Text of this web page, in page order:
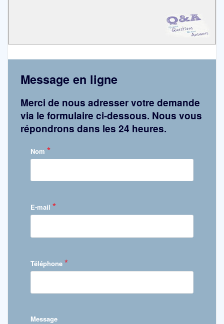
Message en ligne
Merci de nous adresser votre demande
via le formulaire ci-dessous. Nous vous
répondrons dans les 24 heures.
Nom *
E-mail *
Téléphone *
Message